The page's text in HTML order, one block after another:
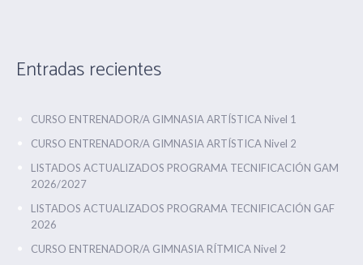
Entradas recientes
CURSO ENTRENADOR/A GIMNASIA ARTÍSTICA Nivel 1
CURSO ENTRENADOR/A GIMNASIA ARTÍSTICA Nivel 2
LISTADOS ACTUALIZADOS PROGRAMA TECNIFICACIÓN GAM
2026/2027
LISTADOS ACTUALIZADOS PROGRAMA TECNIFICACIÓN GAF
2026
CURSO ENTRENADOR/A GIMNASIA RÍTMICA Nivel 2